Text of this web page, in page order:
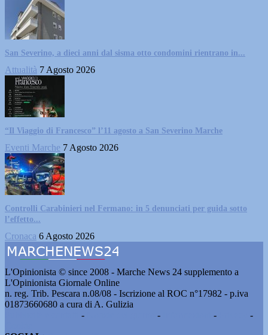
San Severino, a dieci anni dal sisma otto condomini rientrano in...
Attualità 7 Agosto 2026
“Il Viaggio di Francesco” l’11 agosto a San Severino Marche
Eventi Marche 7 Agosto 2026
Controlli Carabinieri nel Fermano: in 5 denunciati per guida sotto
l’effetto...
Cronaca 6 Agosto 2026
L'Opinionista © since 2008 - Marche News 24 supplemento a
L'Opinionista Giornale Online
n. reg. Trib. Pescara n.08/08 - Iscrizione al ROC n°17982 - p.iva
01873660680 a cura di A. Gulizia
- - -
-